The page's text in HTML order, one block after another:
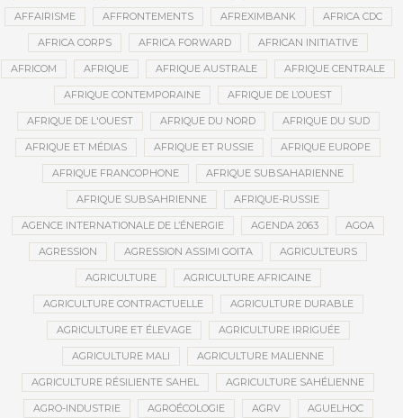
AFFAIRISME AFFRONTEMENTS AFREXIMBANK AFRICA CDC
AFRICA CORPS AFRICA FORWARD AFRICAN INITIATIVE
AFRICOM AFRIQUE AFRIQUE AUSTRALE AFRIQUE CENTRALE
AFRIQUE CONTEMPORAINE AFRIQUE DE L’OUEST
AFRIQUE DE L'OUEST AFRIQUE DU NORD AFRIQUE DU SUD
AFRIQUE ET MÉDIAS AFRIQUE ET RUSSIE AFRIQUE EUROPE
AFRIQUE FRANCOPHONE AFRIQUE SUBSAHARIENNE
AFRIQUE SUBSAHRIENNE AFRIQUE-RUSSIE
AGENCE INTERNATIONALE DE L’ÉNERGIE AGENDA 2063 AGOA
AGRESSION AGRESSION ASSIMI GOITA AGRICULTEURS
AGRICULTURE AGRICULTURE AFRICAINE
AGRICULTURE CONTRACTUELLE AGRICULTURE DURABLE
AGRICULTURE ET ÉLEVAGE AGRICULTURE IRRIGUÉE
AGRICULTURE MALI AGRICULTURE MALIENNE
AGRICULTURE RÉSILIENTE SAHEL AGRICULTURE SAHÉLIENNE
AGRO-INDUSTRIE AGROÉCOLOGIE AGRV AGUELHOC